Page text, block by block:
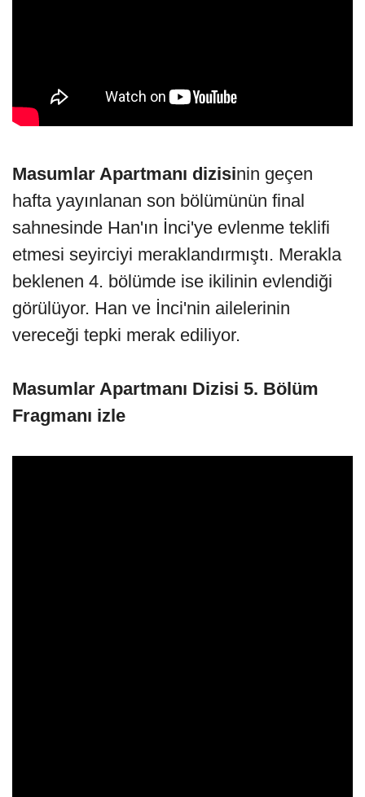
Masumlar Apartmanı dizisinin geçen
hafta yayınlanan son bölümünün final
sahnesinde Han'ın İnci'ye evlenme teklifi
etmesi seyirciyi meraklandırmıştı. Merakla
beklenen 4. bölümde ise ikilinin evlendiği
görülüyor. Han ve İnci'nin ailelerinin
vereceği tepki merak ediliyor.
Masumlar Apartmanı Dizisi 5. Bölüm
Fragmanı izle